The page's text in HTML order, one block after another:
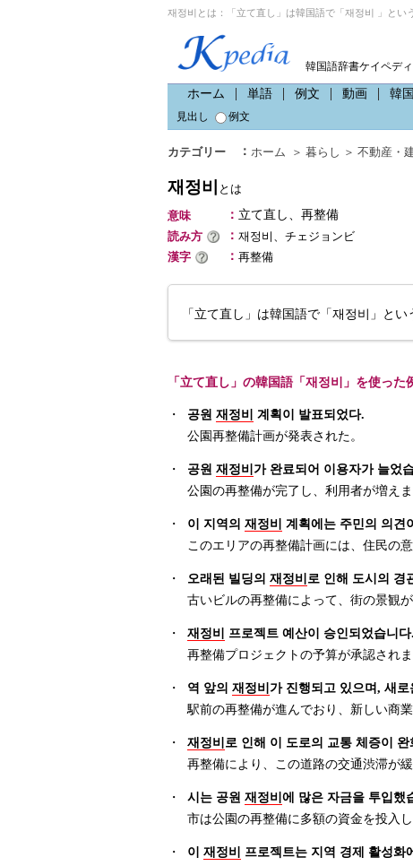
재정비とは：「立て直し」は韓国語で「재정비 」という
韓国語辞書ケイペデ
ホーム 単語 例文 動画 韓
見出し
例文
カテゴリー ： ホーム ＞ 暮らし ＞ 不動産・
재정비
とは
意味
： 立て直し、再整備
読み方
： 재정비、チェジョンビ
漢字
： 再整備
「立て直し」は韓国語で「재정비」とい
「立て直し」の韓国語「재정비」を使った
・ 공원 재정비 계획이 발표되었다.
公園再整備計画が発表された。
・ 공원 재정비 가 완료되어 이용자가 늘었
公園の再整備が完了し、利用者が増えま
・ 이 지역의 재정비 계획에는 주민의 의견
このエリアの再整備計画には、住民の
・ 오래된 빌딩의 재정비 로 인해 도시의 경
古いビルの再整備によって、街の景観
・ 재정비
프로젝트 예산이 승인되었습니다.
再整備プロジェクトの予算が承認されま
・ 역 앞의 재정비 가 진행되고 있으며, 새
駅前の再整備が進んでおり、新しい商
・ 재정비 로 인해 이 도로의 교통 체증이 완
再整備により、この道路の交通渋滞が緩
・ 시는 공원 재정비 에 많은 자금을 투입했
市は公園の再整備に多額の資金を投入し
・ 이 재정비
프로젝트는 지역 경제 활성화